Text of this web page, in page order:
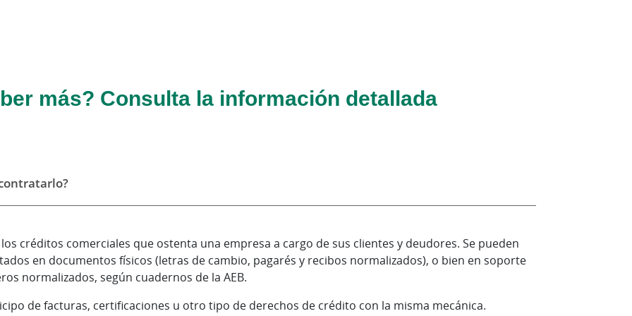
más? Consulta la información detallada
créditos comerciales que ostenta una empresa a cargo de sus clientes y deudores. Se pueden
en documentos físicos (letras de cambio, pagarés y recibos normalizados), o bien en soporte
normalizados, según cuadernos de la AEB.
de facturas, certificaciones u otro tipo de derechos de crédito con la misma mecánica.